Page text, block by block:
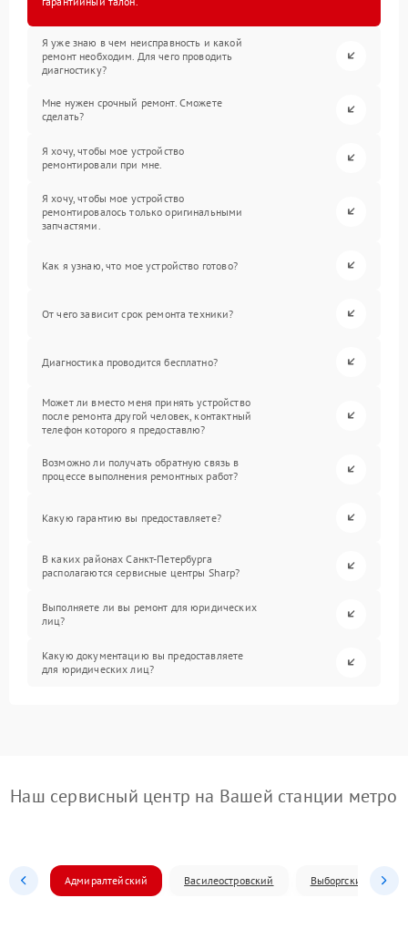
Я уже знаю в чем неисправность и какой
ремонт необходим. Для чего проводить
диагностику?
Мне нужен срочный ремонт. Сможете
сделать?
Я хочу, чтобы мое устройство
ремонтировали при мне.
Я хочу, чтобы мое устройство
ремонтировалось только оригинальными
запчастями.
Как я узнаю, что мое устройство готово?
От чего зависит срок ремонта техники?
Диагностика проводится бесплатно?
Может ли вместо меня принять устройство
после ремонта другой человек, контактный
телефон которого я предоставлю?
Возможно ли получать обратную связь в
процессе выполнения ремонтных работ?
Какую гарантию вы предоставляете?
В каких районах Санкт-Петербурга
располагаются сервисные центры Sharp?
Выполняете ли вы ремонт для юридических
лиц?
Какую документацию вы предоставляете
для юридических лиц?
Наш сервисный центр на Вашей станции метро
Адмиралтейский Василеостровский Выборгский